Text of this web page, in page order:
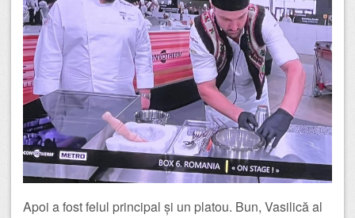
Apoi a fost felul principal și un platou. Bun, Vasilică al